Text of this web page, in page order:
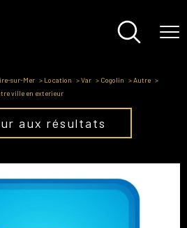
sur-Mer Location Var Cogolin
Autre
ville en exterieur
aux résultats